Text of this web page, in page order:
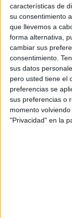
características de
su consentimiento
que llevemos a
forma alternativa,
cambiar sus
consentimiento.
sus datos
pero usted tiene el
preferencias se
sus preferencias o
momento
"Privacidad" en la